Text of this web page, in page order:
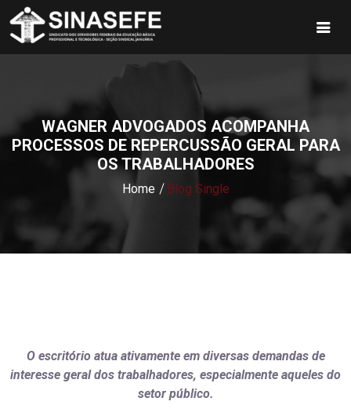
WAGNER ADVOGADOS ACOMPANHA
PROCESSOS DE REPERCUSSÃO GERAL PARA
OS TRABALHADORES
Home Blog Single
O escritório atua ativamente em diversas demandas de
interesse geral dos trabalhadores, especialmente aqueles do
setor público.